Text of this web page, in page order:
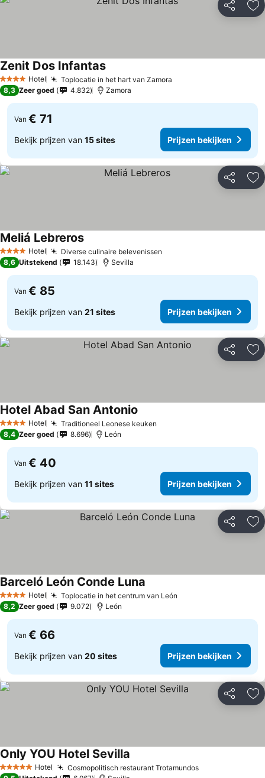
Delen
4 SterrenHotel Toplocatie in het hart van Zamora
Zenit Dos Infantas
8,3 Zeer goed 4.832 Zamora
Van € 71
Bekijk prijzen van 15 sites Prijzen bekijken
Delen
4 SterrenHotel Diverse culinaire belevenissen
Meliá Lebreros
8,6 Uitstekend 18.143 Sevilla
Van € 85
Bekijk prijzen van 21 sites Prijzen bekijken
Delen
4 SterrenHotel Traditioneel Leonese keuken
Hotel Abad San Antonio
8,4 Zeer goed 8.696 León
Van € 40
Bekijk prijzen van 11 sites Prijzen bekijken
Delen
4 SterrenHotel Toplocatie in het centrum van León
Barceló León Conde Luna
8,2 Zeer goed 9.072 León
Van € 66
Bekijk prijzen van 20 sites Prijzen bekijken
Delen
5 Sterren Hotel Cosmopolitisch restaurant Trotamundos
Only YOU Hotel Sevilla